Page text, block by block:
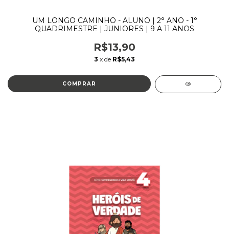
UM LONGO CAMINHO - ALUNO | 2° ANO - 1°
QUADRIMESTRE | JUNIORES | 9 A 11 ANOS
R$13,90
3 x de R$5,43